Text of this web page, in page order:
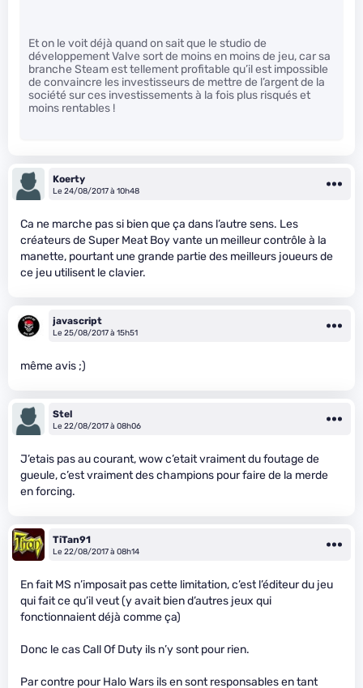
Et on le voit déjà quand on sait que le studio de
développement Valve sort de moins en moins de jeu, car sa
branche Steam est tellement profitable qu’il est impossible
de convaincre les investisseurs de mettre de l’argent de la
société sur ces investissements à la fois plus risqués et
moins rentables !
Koerty
Le 24/08/2017 à 10h48
Ca ne marche pas si bien que ça dans l’autre sens. Les
créateurs de Super Meat Boy vante un meilleur contrôle à la
manette, pourtant une grande partie des meilleurs joueurs de
ce jeu utilisent le clavier.
javascript
Le 25/08/2017 à 15h51
même avis ;)
Stel
Le 22/08/2017 à 08h06
J’etais pas au courant, wow c’etait vraiment du foutage de
gueule, c’est vraiment des champions pour faire de la merde
en forcing.
TiTan91
Le 22/08/2017 à 08h14
En fait MS n’imposait pas cette limitation, c’est l’éditeur du jeu
qui fait ce qu’il veut (y avait bien d’autres jeux qui
fonctionnaient déjà comme ça)
Donc le cas Call Of Duty ils n’y sont pour rien.
Par contre pour Halo Wars ils en sont responsables en tant